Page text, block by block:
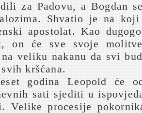
za Padovu, a Bogdan
Shvatio je na
apostolat. Kao
on će sve svoje
veliku nakanu da svi
kršćana.
godina Leopold će
sati sjediti u
Velike procesije